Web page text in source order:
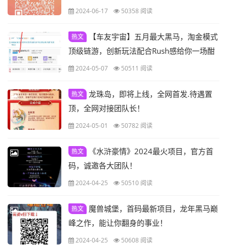
上线2024-06-17 50358 阅读
热文
【车友宇宙】五月最大黑马，淘金模式
顶级链游，创新玩法配合Rush感给你一场酣
畅淋漓的综合体验！！
2024-05-07 50511 阅读
热文 龙珠岛，即将上线，全网首发.待遇置
顶，全网对接团队长！
2024-05-01 50782 阅读
热文
《水浒豪情》2024最火项目，官方首
码，诚邀各大团队！
2024-04-25 50510 阅读
热文
魔兽城堡，首码最新项目，龙年黑马巅
峰之作，能让你翻身的事业！
2024-04-25 50608 阅读